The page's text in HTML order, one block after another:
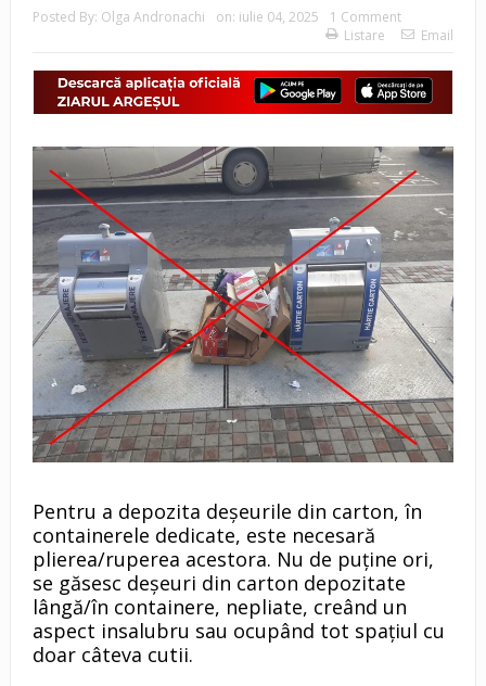
Posted By: Olga Andronachi on: iulie 04, 2025
1 Comment
Listare
Email
Pentru a depozita deșeurile din carton, în
containerele dedicate, este necesară
plierea/ruperea acestora. Nu de puține ori,
se găsesc deșeuri din carton depozitate
lângă/în containere, nepliate, creând un
aspect insalubru sau ocupând tot spațiul cu
doar câteva cutii.